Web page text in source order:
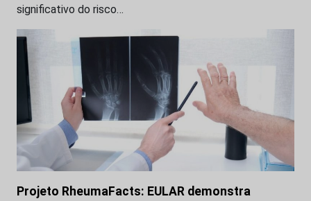
significativo do risco…
Projeto RheumaFacts: EULAR demonstra